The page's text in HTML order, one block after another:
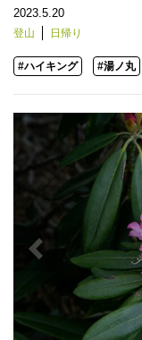
2023.5.20
登山 日帰り
#ハイキング #湯ノ丸